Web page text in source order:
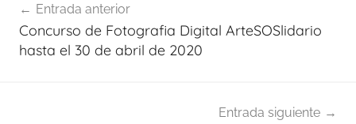
de
entradas
Entrada anterior
Concurso de Fotografia Digital ArteSOSlidario
hasta el 30 de abril de 2020
Entrada siguiente